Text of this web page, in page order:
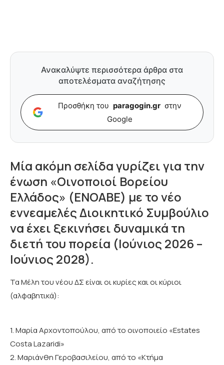
Ανακαλύψτε περισσότερα άρθρα στα
αποτελέσματα αναζήτησης
Προσθήκη του paragogin.gr στην
Google
Μία ακόμη σελίδα γυρίζει για την
ένωση «Οινοποιοί Βορείου
Ελλάδος» (ΕΝΟΑΒΕ) με το νέο
εννεαμελές Διοικητικό Συμβούλιο
να έχει ξεκινήσει δυναμικά τη
διετή του πορεία (Ιούνιος 2026 –
Ιούνιος 2028).
Τα Μέλη του νέου ΔΣ είναι οι κυρίες και οι κύριοι
(αλφαβητικά):
1. Μαρία Αρχοντοπούλου, από το οινοποιείο «Estates
Costa Lazaridi»
2. Μαριάνθη Γεροβασιλείου, από το «Κτήμα